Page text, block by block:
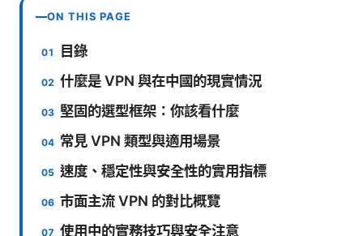
ON THIS PAGE
目錄
什麼是 VPN 與在中國的現實情況
堅固的選型框架：你該看什麼
常見 VPN 類型與適用場景
速度、穩定性與安全性的實用指標
市面主流 VPN 的對比概覽
使用中的實務技巧與安全注意